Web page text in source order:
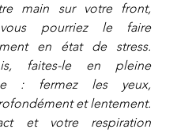
main sur votre front,
pourriez le faire
en état de stress.
faites-le en pleine
: fermez les yeux,
et lentement.
et votre respiration